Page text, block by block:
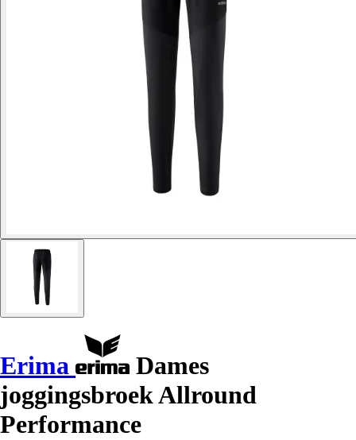
Erima
Dames
joggingsbroek Allround
Performance